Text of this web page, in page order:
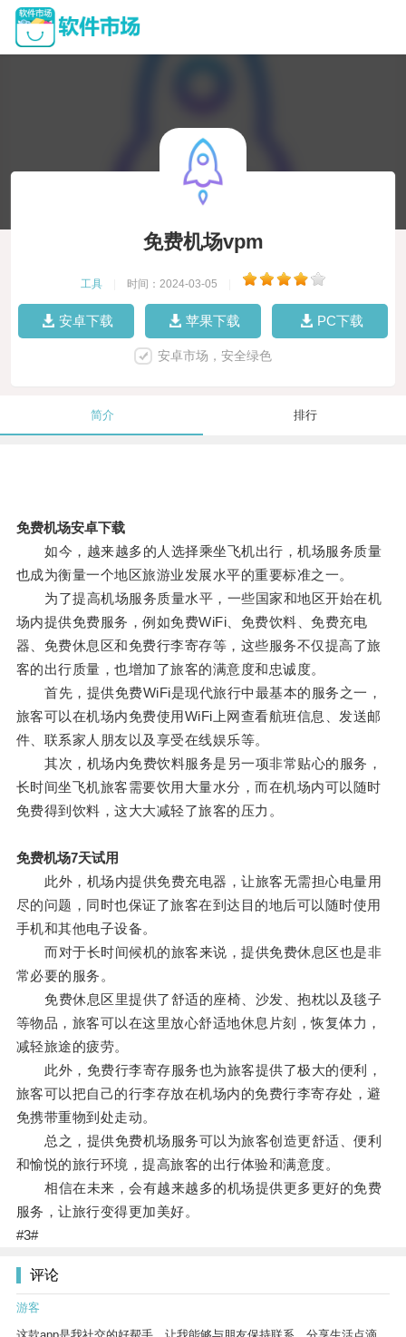
免费机场vpm
工具 时间：2024-03-05
安卓下载 苹果下载 PC下载
安卓市场，安全绿色
简介 排行
免费机场安卓下载
如今，越来越多的人选择乘坐飞机出行，机场服务质量
也成为衡量一个地区旅游业发展水平的重要标准之一。
为了提高机场服务质量水平，一些国家和地区开始在机
场内提供免费服务，例如免费WiFi、免费饮料、免费充电
器、免费休息区和免费行李寄存等，这些服务不仅提高了旅
客的出行质量，也增加了旅客的满意度和忠诚度。
首先，提供免费WiFi是现代旅行中最基本的服务之一，
旅客可以在机场内免费使用WiFi上网查看航班信息、发送邮
件、联系家人朋友以及享受在线娱乐等。
其次，机场内免费饮料服务是另一项非常贴心的服务，
长时间坐飞机旅客需要饮用大量水分，而在机场内可以随时
免费得到饮料，这大大减轻了旅客的压力。
免费机场7天试用
此外，机场内提供免费充电器，让旅客无需担心电量用
尽的问题，同时也保证了旅客在到达目的地后可以随时使用
手机和其他电子设备。
而对于长时间候机的旅客来说，提供免费休息区也是非
常必要的服务。
免费休息区里提供了舒适的座椅、沙发、抱枕以及毯子
等物品，旅客可以在这里放心舒适地休息片刻，恢复体力，
减轻旅途的疲劳。
此外，免费行李寄存服务也为旅客提供了极大的便利，
旅客可以把自己的行李存放在机场内的免费行李寄存处，避
免携带重物到处走动。
总之，提供免费机场服务可以为旅客创造更舒适、便利
和愉悦的旅行环境，提高旅客的出行体验和满意度。
相信在未来，会有越来越多的机场提供更多更好的免费
服务，让旅行变得更加美好。
#3#
评论
游客